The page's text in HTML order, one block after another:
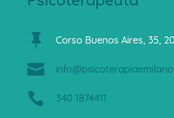
 Corso Buenos Aires, 35,

 340 1874411